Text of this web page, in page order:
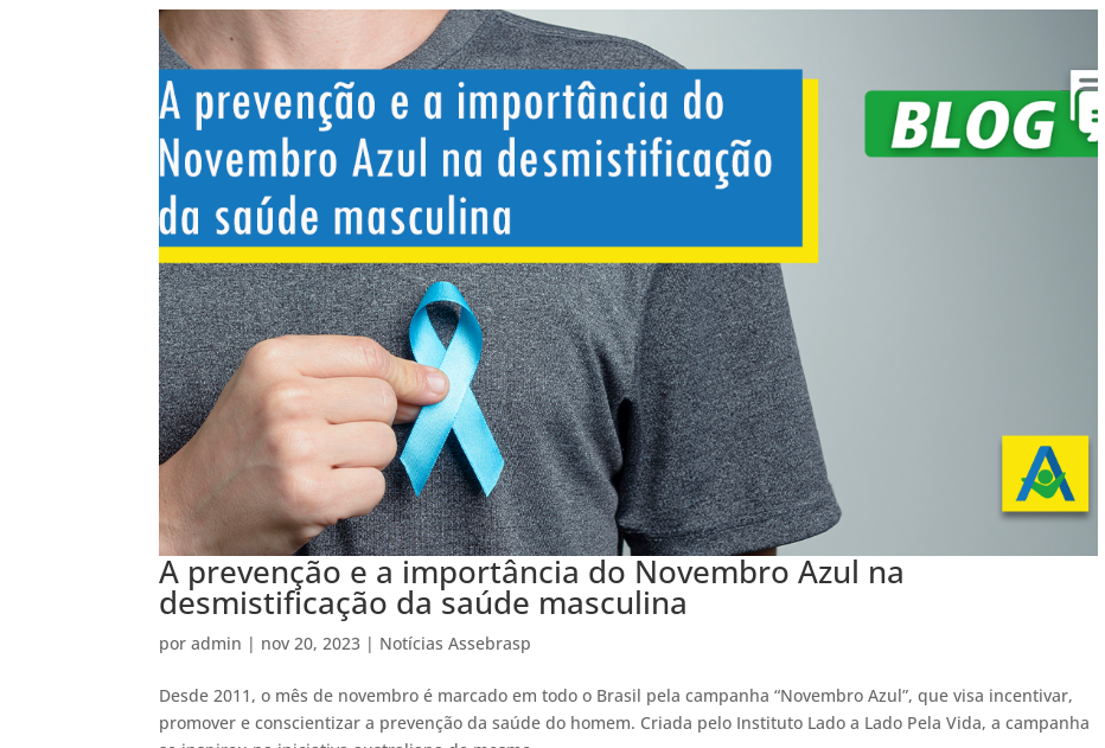
A prevenção e a importância do Novembro Azul na
desmistificação da saúde masculina
poradmin | nov 20, 2023 | Notícias Assebrasp
Desde 2011, o mês de novembro é marcado em todo o Brasil pela campanha “Novembro Azul”, que visa incentivar,
promover e conscientizar a prevenção da saúde do homem. Criada pelo Instituto Lado a Lado Pela Vida, a campanha